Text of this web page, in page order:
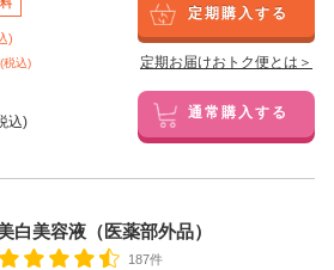
)
税込)
定期購入する
定期お届けおトク便とは＞
込) 通常購入する
白美容液（医薬部外品）
187件